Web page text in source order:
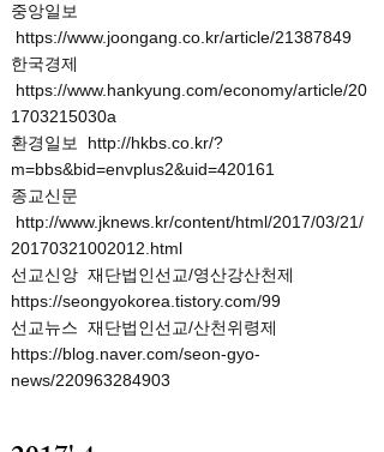
중앙일보
https://www.joongang.co.kr/article/21387849
한국경제
https://www.hankyung.com/economy/article/20
1703215030a
환경일보 http://hkbs.co.kr/?
m=bbs&bid=envplus2&uid=420161
종교신문
http://www.jknews.kr/content/html/2017/03/21/
20170321002012.html
선교신앙 재단법인선교/영산강산천제
https://seongyokorea.tistory.com/99
선교뉴스 재단법인선교/산천위령제
https://blog.naver.com/seon-gyo-
news/220963284903